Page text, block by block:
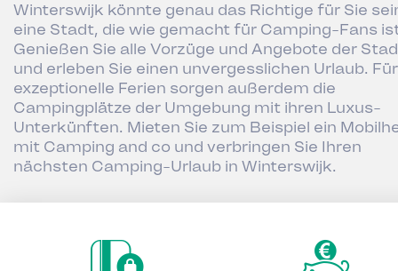
Winterswijk könnte genau das Richtige für Sie
eine Stadt, die wie gemacht für Camping-Fans
Genießen Sie alle Vorzüge und Angebote der
und erleben Sie einen unvergesslichen Urlaub. Für
exzeptionelle Ferien sorgen außerdem die
Campingplätze der Umgebung mit ihren Luxus-
Unterkünften. Mieten Sie zum Beispiel ein
mit Camping and co und verbringen Sie Ihren
nächsten Camping-Urlaub in Winterswijk.